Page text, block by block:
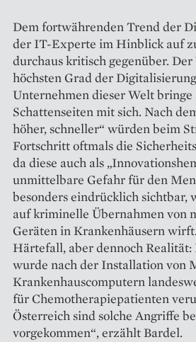
Dem fortwährenden Trend der
der IT-Experte im Hinblick auf
durchaus kritisch gegenüber.
höchsten Grad der
Unternehmen dieser Welt bringe
Schattenseiten mit sich. Nach
höher, schneller“ würden beim
Fortschritt oftmals die
da diese auch als
unmittelbare Gefahr für den
besonders eindrücklich sichtbar,
auf kriminelle Übernahmen von
Geräten in Krankenhäusern
Härtefall, aber dennoch
wurde nach der Installation von
Krankenhauscomputern
für Chemotherapiepatienten
Österreich sind solche Angriffe
vorgekommen“, erzählt Bardel.